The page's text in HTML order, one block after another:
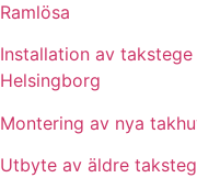
Ramlösa
Installation av
Helsingborg
Montering av nya
Utbyte av äldre